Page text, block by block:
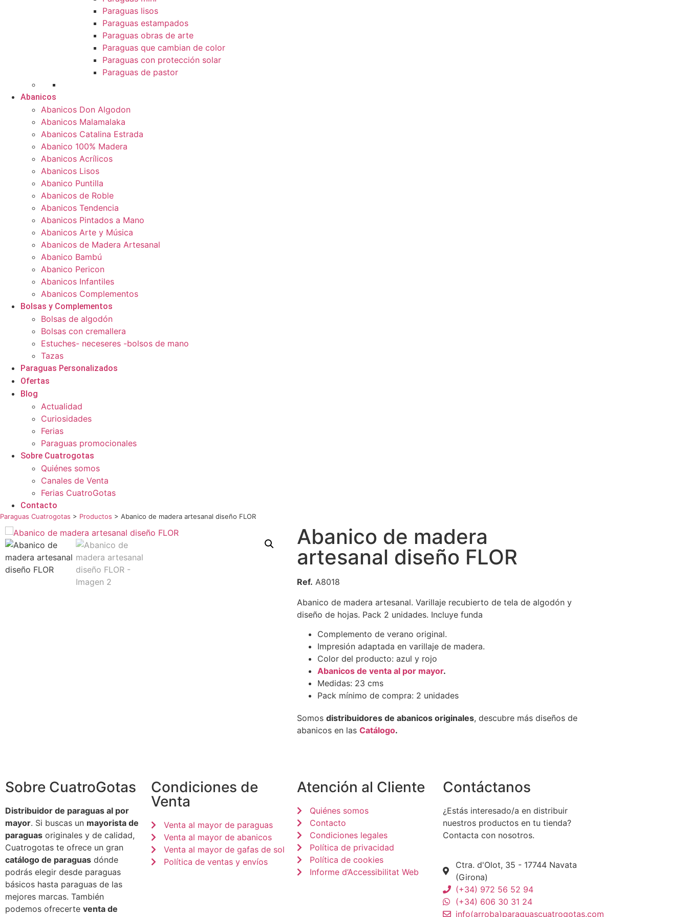
Paraguas lisos
Paraguas estampados
Paraguas obras de arte
Paraguas que cambian de color
Paraguas con protección solar
Paraguas de pastor
Abanicos
Abanicos Don Algodon
Abanicos Malamalaka
Abanicos Catalina Estrada
Abanico 100% Madera
Abanicos Acrílicos
Abanicos Lisos
Abanico Puntilla
Abanicos de Roble
Abanicos Tendencia
Abanicos Pintados a Mano
Abanicos Arte y Música
Abanicos de Madera Artesanal
Abanico Bambú
Abanico Pericon
Abanicos Infantiles
Abanicos Complementos
Bolsas y Complementos
Bolsas de algodón
Bolsas con cremallera
Estuches- neceseres -bolsos de mano
Tazas
Paraguas Personalizados
Ofertas
Blog
Actualidad
Curiosidades
Ferias
Paraguas promocionales
Sobre Cuatrogotas
Quiénes somos
Canales de Venta
Ferias CuatroGotas
Contacto
Paraguas Cuatrogotas > Productos > Abanico de madera artesanal diseño FLOR
Abanico de madera
artesanal diseño FLOR
Ref. A8018
Abanico de madera artesanal. Varillaje recubierto de tela de algodón y
diseño de hojas. Pack 2 unidades. Incluye funda
Complemento de verano original.
Impresión adaptada en varillaje de madera.
Color del producto: azul y rojo
Abanicos de venta al por mayor.
Medidas: 23 cms
Pack mínimo de compra: 2 unidades
Somos distribuidores de abanicos originales, descubre más diseños de
abanicos en las Catálogo.
Sobre CuatroGotas
Distribuidor de paraguas al por
mayor. Si buscas un mayorista de
paraguas originales y de calidad,
Cuatrogotas te ofrece un gran
catálogo de paraguas dónde
podrás elegir desde paraguas
básicos hasta paraguas de las
mejores marcas. También
podemos ofrecerte venta de
Condiciones de
Venta
Venta al mayor de paraguas
Venta al mayor de abanicos
Venta al mayor de gafas de sol
Política de ventas y envíos
Atención al Cliente
Quiénes somos
Contacto
Condiciones legales
Política de privacidad
Política de cookies
Informe d’Accessibilitat Web
Contáctanos
¿Estás interesado/a en distribuir
nuestros productos en tu tienda?
Contacta con nosotros.
Ctra. d'Olot, 35 - 17744 Navata
(Girona)
(+34) 972 56 52 94
(+34) 606 30 31 24
info(arroba)paraguascuatrogotas.com